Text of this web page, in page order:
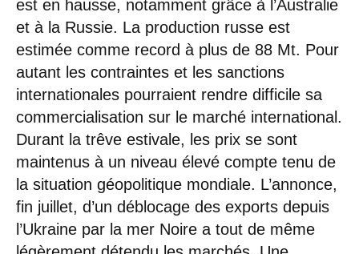
est en hausse, notamment grâce à l’Australie
et à la Russie. La production russe est
estimée comme record à plus de 88 Mt. Pour
autant les contraintes et les sanctions
internationales pourraient rendre difficile sa
commercialisation sur le marché international.
Durant la trêve estivale, les prix se sont
maintenus à un niveau élevé compte tenu de
la situation géopolitique mondiale. L’annonce,
fin juillet, d’un déblocage des exports depuis
l’Ukraine par la mer Noire a tout de même